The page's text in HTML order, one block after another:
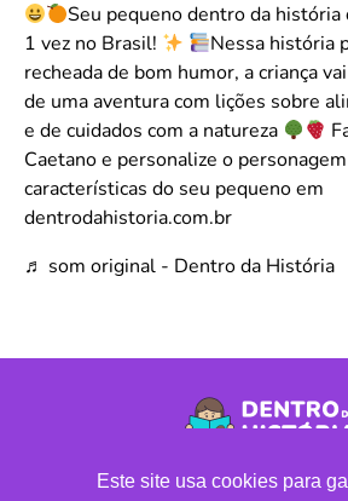
Seu pequeno dentro da história
1 vez no Brasil!
Nessa história
recheada de bom humor, a criança
de uma aventura com lições sobre
e de cuidados com a natureza
Caetano e personalize o
características do seu pequeno em
dentrodahistoria.com.br
♬ som original - Dentro da História
CLUBE DE LEITURA •LOJA DE
Este site usa cookies para